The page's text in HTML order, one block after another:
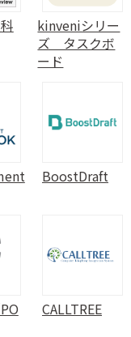
kinveniシリー
ズ タスクボ
ード
BoostDraft
CALLTREE